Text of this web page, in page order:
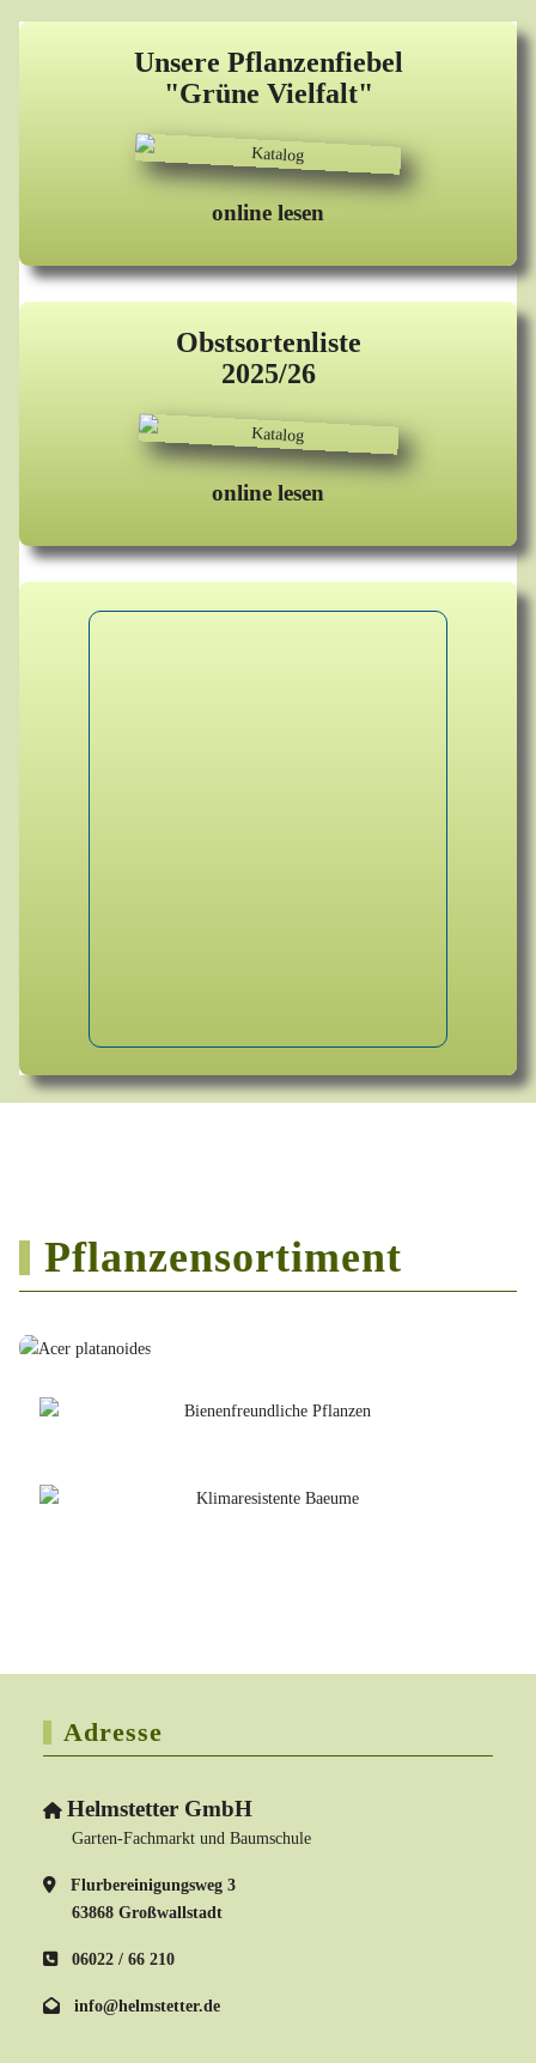
Unsere Pflanzenfiebel
"Grüne Vielfalt"
online lesen
Obstsortenliste
2025/26
online lesen
Pflanzensortiment
Adresse
Helmstetter GmbH
Garten-Fachmarkt und Baumschule
Flurbereinigungsweg 3
63868 Großwallstadt
06022 / 66 210
info@helmstetter.de